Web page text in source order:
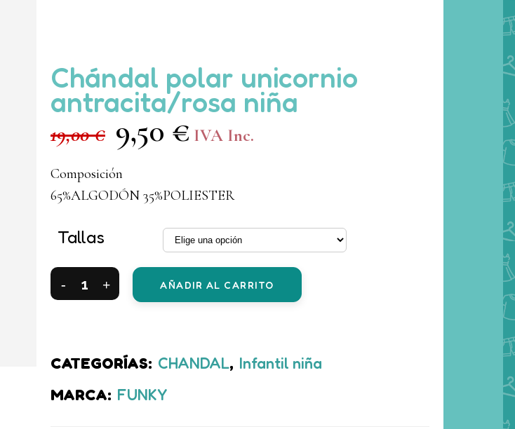
Chándal polar unicornio
antracita/rosa niña
19,00€ El
precio
original
era:
9,50 € El
es:
IVA Inc.
Composición
65%ALGODÓN 35%POLIESTER
Tallas
Chándal
antracita/rosa
niña
AÑADIR AL CARRITO
CATEGORÍAS: CHANDAL, Infantil niña
MARCA: FUNKY